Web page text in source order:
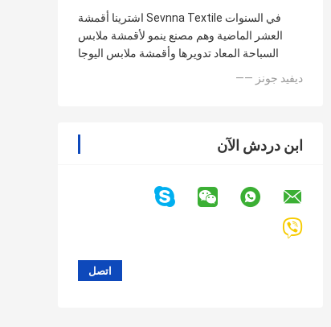
اشترينا أقمشة Sevnna Textile في السنوات
العشر الماضية وهم مصنع ينمو لأقمشة ملابس
السباحة المعاد تدويرها وأقمشة ملابس اليوجا
—— ديفيد جونز
ابن دردش الآن